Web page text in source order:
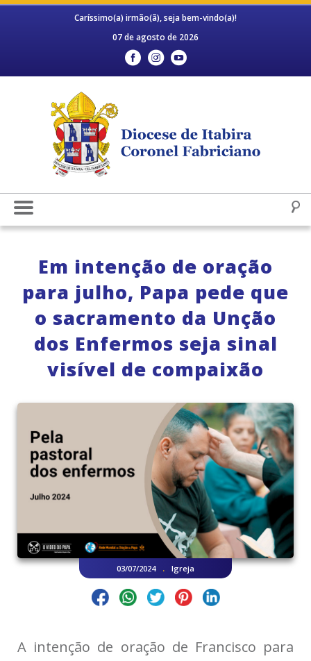
Caríssimo(a) irmão(ã), seja bem-vindo(a)!
07 de agosto de 2026
Em intenção de oração
para julho, Papa pede que
o sacramento da Unção
dos Enfermos seja sinal
visível de compaixão
03/07/2024 . Igreja
A intenção de oração de Francisco para